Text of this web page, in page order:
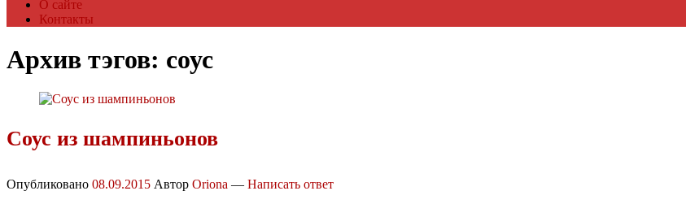
О сайте
Контакты
Архив тэгов: соус
Соус из шампиньонов
Опубликовано 08.09.2015 Автор Oriona — Написать ответ